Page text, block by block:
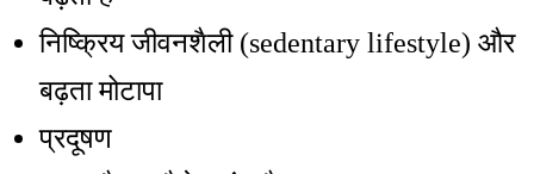
निष्क्रिय जीवनशैली (sedentary lifestyle) और
बढ़ता मोटापा
प्रदूषण